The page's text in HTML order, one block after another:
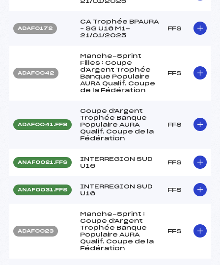
ADAF0172
CA Trophée BPAURA
– SG U16 M1-
21/01/2025
FFS
ADAF0042
Manche-Sprint
Filles : Coupe
d'Argent Trophée
Banque Populaire
AURA Qualif. Coupe
de la Fédération
FFS
ADAF0041.FFS
Coupe d'Argent
Trophée Banque
Populaire AURA
Qualif. Coupe de la
Fédération
FFS
ANAF0021.FFS
INTERREGION SUD
U16
FFS
ANAF0031.FFS
INTERREGION SUD
U16
FFS
ADAF0023
Manche-Sprint :
Coupe d'Argent
Trophée Banque
Populaire AURA
Qualif. Coupe de la
Fédération
FFS